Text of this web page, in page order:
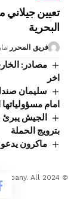
تعيين جيلاني
البحرية
فريق المحرر
مصادر:
اخر
سليمان
امام
الجيش يبرئ
بترويج الحملة
ماكرون
All